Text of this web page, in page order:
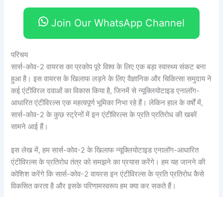
Join Our WhatsApp Channel
परिचय
सार्स-कोव-2 वायरस का प्रकोप पूरे विश्व के लिए एक बड़ा स्वास्थ्य संकट बना
हुआ है। इस वायरस के खिलाफ लड़ने के लिए वैज्ञानिक और चिकित्सा समुदाय ने
कई एंटीविरल दवाओं का विकास किया है, जिनमें से न्यूक्लियोटाइड एनालॉग-
आधारित एंटीविरल्स एक महत्वपूर्ण भूमिका निभा रहे हैं। लेकिन हाल के वर्षों में,
सार्स-कोव-2 के कुछ स्ट्रेनों में इन एंटीविरल्स के प्रति प्रतिरोध की खबरें
सामने आई हैं।
इस लेख में, हम सार्स-कोव-2 के खिलाफ न्यूक्लियोटाइड एनालॉग-आधारित
एंटीविरल्स के प्रतिरोध तंत्र को समझने का प्रयास करेंगे। हम यह जानने की
कोशिश करेंगे कि सार्स-कोव-2 वायरस इन एंटीविरल्स के प्रति प्रतिरोध कैसे
विकसित करता है और इसके परिणामस्वरूप हम क्या कर सकते हैं।